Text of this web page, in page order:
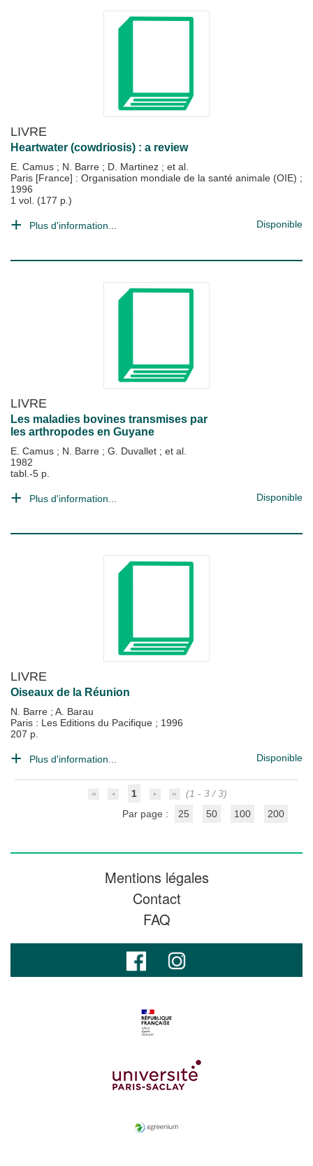
LIVRE
Heartwater (cowdriosis) : a review
E. Camus ; N. Barre ; D. Martinez ; et al.
Paris [France] : Organisation mondiale de la santé animale (OIE) ;
1996
1 vol. (177 p.)
Plus d'information... Disponible
LIVRE
Les maladies bovines transmises par
les arthropodes en Guyane
E. Camus ; N. Barre ; G. Duvallet ; et al.
1982
tabl.-5 p.
Plus d'information... Disponible
LIVRE
Oiseaux de la Réunion
N. Barre ; A. Barau
Paris : Les Editions du Pacifique ; 1996
207 p.
Plus d'information... Disponible
1
(1 - 3 / 3)
Par page :
25 50 100 200
Mentions légales
Contact
FAQ